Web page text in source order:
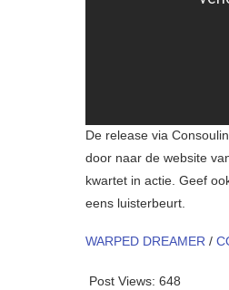
De release via
door naar de website
kwartet in actie. Geef
eens luisterbeurt.
WARPED DREAMER /
Post Views: 648